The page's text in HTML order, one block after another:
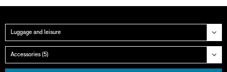
Categoria
Grupo